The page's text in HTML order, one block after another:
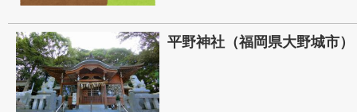
平野神社（福岡県大野城市）